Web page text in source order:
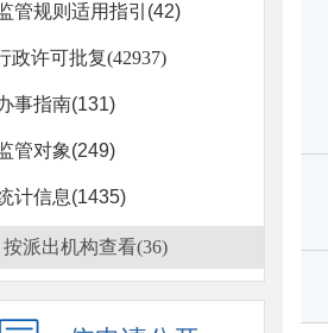
管规则适用指引 (42)
政许可批复(42937)
事指南(131)
管对象(249)
计信息(1435)
行政处罚决定(2022)
按派出机构查看(36)